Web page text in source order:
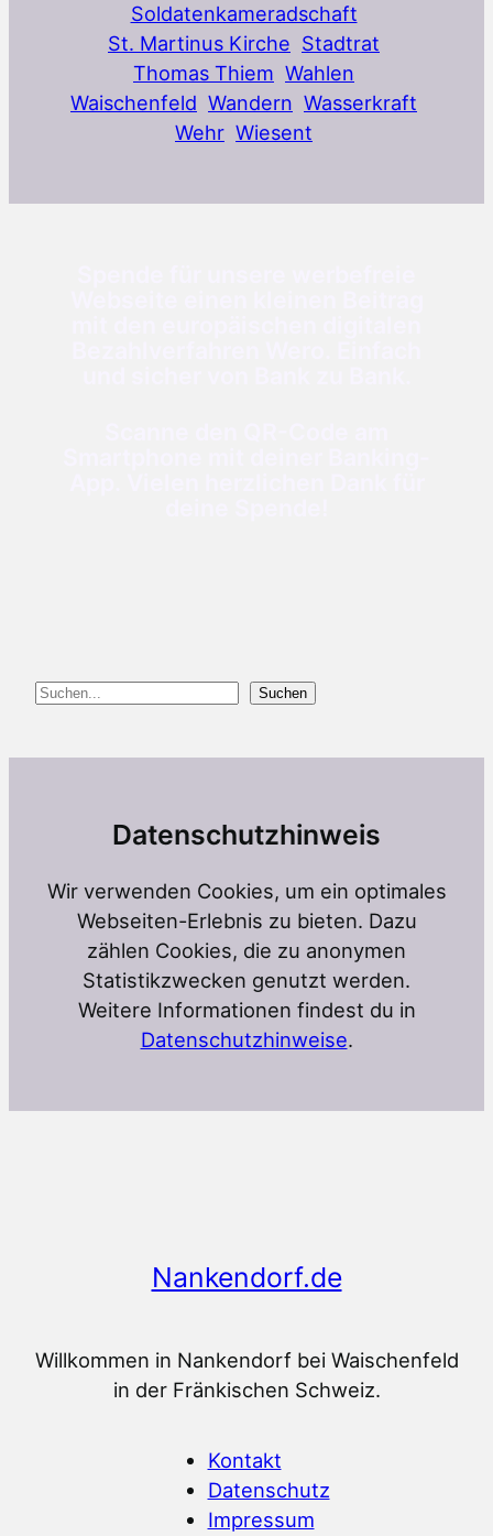
Soldatenkameradschaft
St. Martinus Kirche Stadtrat
Thomas Thiem Wahlen
Waischenfeld Wandern Wasserkraft
Wehr Wiesent
Suchen Suchen
Datenschutzhinweis
Wir verwenden Cookies, um ein optimales
Webseiten-Erlebnis zu bieten. Dazu
zählen Cookies, die zu anonymen
Statistikzwecken genutzt werden.
Weitere Informationen findest du in
Datenschutzhinweise.
Nankendorf.de
Willkommen in Nankendorf bei Waischenfeld
in der Fränkischen Schweiz.
Kontakt
Datenschutz
Impressum